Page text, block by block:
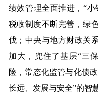
绩效管理全面推进，“小
税收制度不断完善，绿
伐；中央与地方财政关
加大，兜住了基层“三
险，常态化监管与化债
长远、发展与安全”的智